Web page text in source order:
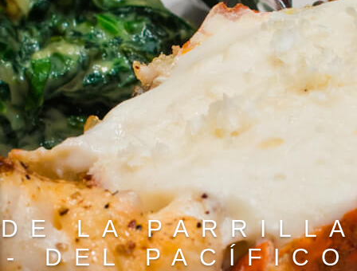
DE LA PARRILLA
- DEL PACÍFICO